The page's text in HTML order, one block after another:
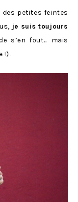
des petites feintes
je suis toujours
s’en fout… mais
!).